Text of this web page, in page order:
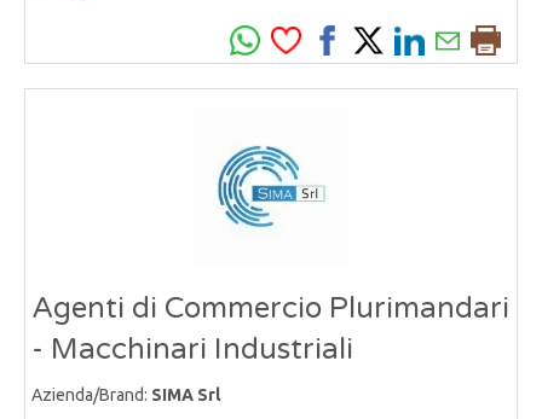
Agenti di Commercio Plurimandari
- Macchinari Industriali
Azienda/Brand: SIMA Srl